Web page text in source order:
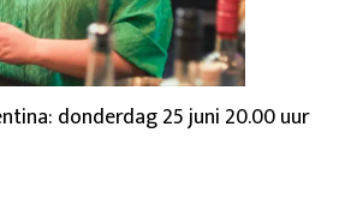
donderdag 25 juni 20.00 uur